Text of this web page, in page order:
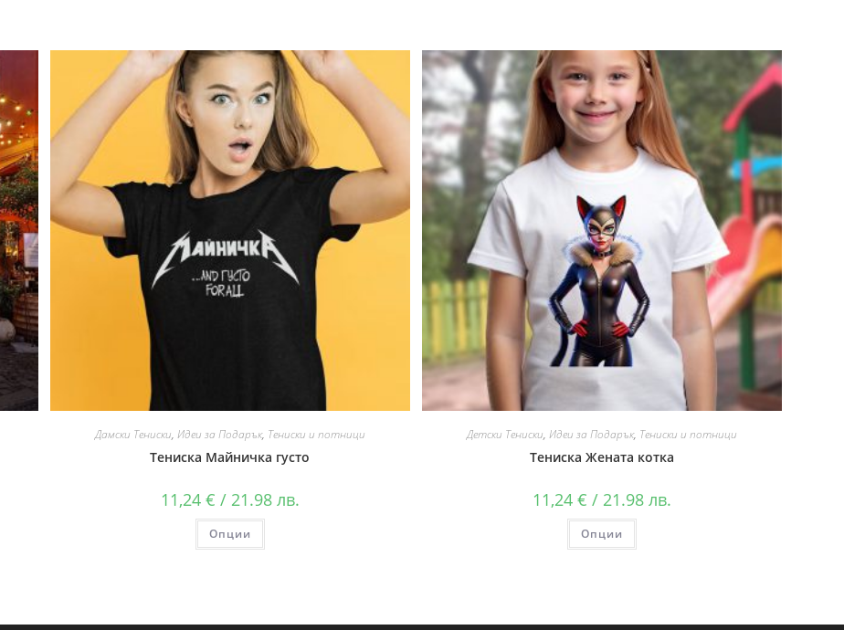
Дамски Тениски, Идеи за Подарък, Тениски и потници
Тениска Майничка густо
11,24 € / 21.98 лв.
Опции
Детски Тениски, Идеи за Подарък, Тениски и потници
Тениска Жената котка
11,24 € / 21.98 лв.
Опции